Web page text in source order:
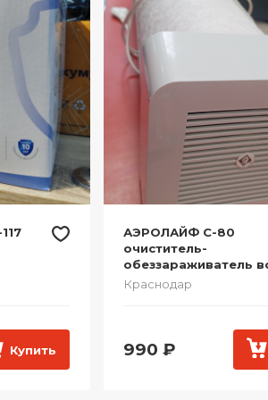
Купить
АЭРОЛАЙФ С-80
очиститель-
обеззараживатель
Краснодар
990 ₽